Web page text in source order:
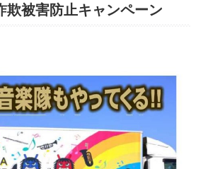
被害防止キャンペーン